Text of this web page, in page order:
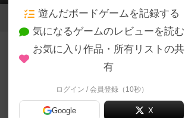
8 4
317名 2名 0 7年以上前
遊んだボードゲームを記録する
気になるゲームのレビューを読む
お気に入り作品・所有リストの共
有
ログイン / 会員登録（10秒）
Google X